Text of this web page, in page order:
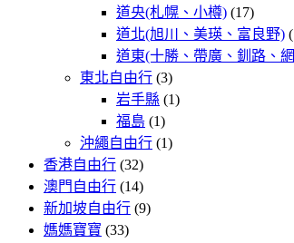
道央(札幌、小樽) (17)
道北(旭川、美瑛、富良野)
道東(十勝、帶廣、釧路、
東北自由行 (3)
岩手縣 (1)
福島 (1)
沖繩自由行 (1)
香港自由行 (32)
澳門自由行 (14)
新加坡自由行 (9)
媽媽寶寶 (33)